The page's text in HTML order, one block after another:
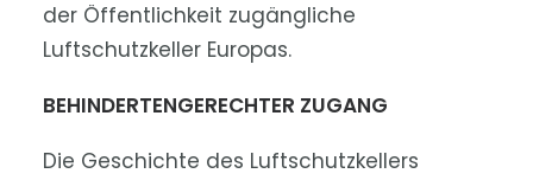
der Öffentlichkeit zugängliche
Luftschutzkeller Europas.
BEHINDERTENGERECHTER ZUGANG
Die Geschichte des Luftschutzkellers